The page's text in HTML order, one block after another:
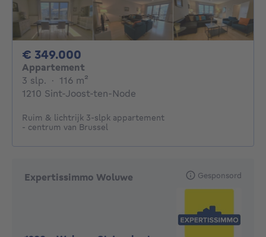
€ 349.000
Appartement
3 slp. 3 slaapkamers
· 116 m²
1210 Sint-Joost-ten-Node
Ruim & lichtrijk 3-slpk appartement
- centrum van Brussel
Expertissimmo Woluwe Gesponsord